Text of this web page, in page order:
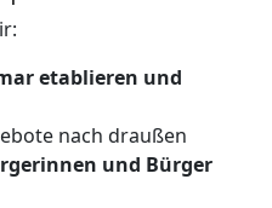
etablieren und
nach draußen
und Bürger